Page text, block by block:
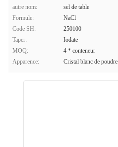
autre nom:
sel de table
Formule:
NaCl
Code SH:
250100
Taper:
Iodate
MOQ:
4 * conteneur
Apparence:
Cristal blanc de poudre